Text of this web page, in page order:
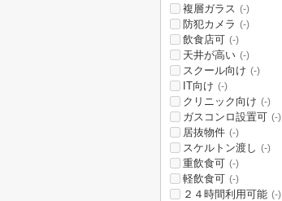
複層ガラス (-)
防犯カメラ (-)
飲食店可 (-)
天井が高い (-)
スクール向け (-)
IT向け (-)
クリニック向け (-)
ガスコンロ設置可 (-)
居抜物件 (-)
スケルトン渡し (-)
重飲食可 (-)
軽飲食可 (-)
２４時間利用可能 (-)